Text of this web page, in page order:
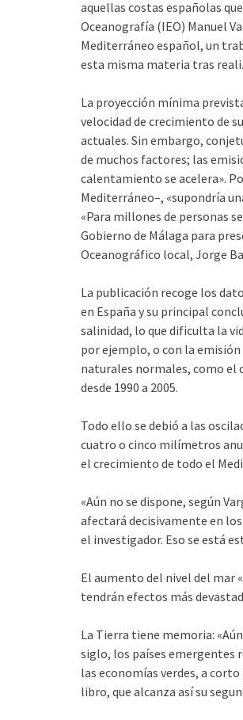
aquellas costas españolas
Oceanografía (IEO) Manuel
Mediterráneo español, un
esta misma materia tras
La proyección mínima
velocidad de crecimiento de
actuales. Sin embargo,
de muchos factores; las
calentamiento se acelera».
Mediterráneo–, «supondría
«Para millones de personas
Gobierno de Málaga para
Oceanográfico local, Jorge
La publicación recoge los
en España y su principal
salinidad, lo que dificulta la
por ejemplo, o con la emisión
naturales normales, como el
desde 1990 a 2005.
Todo ello se debió a las
cuatro o cinco milímetros
el crecimiento de todo el
«Aún no se dispone, según
afectará decisivamente en
el investigador. Eso se está
El aumento del nivel del mar
tendrán efectos más
La Tierra tiene memoria:
siglo, los países emergentes
las economías verdes, a
libro, que alcanza así su